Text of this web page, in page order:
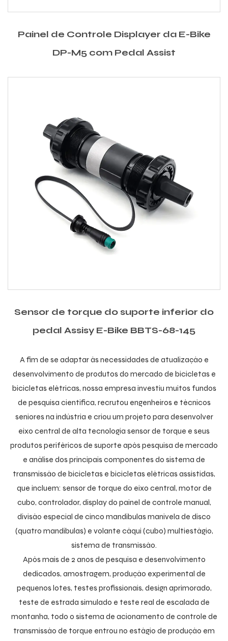
Painel de Controle Displayer da E-Bike
DP-M5 com Pedal Assist
Sensor de torque do suporte inferior do
pedal Assisy E-Bike BBTS-68-145
A fim de se adaptar às necessidades de atualização e
desenvolvimento de produtos do mercado de bicicletas e
bicicletas elétricas, nossa empresa investiu muitos fundos
de pesquisa científica, recrutou engenheiros e técnicos
seniores na indústria e criou um projeto para desenvolver
eixo central de alta tecnologia sensor de torque e seus
produtos periféricos de suporte após pesquisa de mercado
e análise dos principais componentes do sistema de
transmissão de bicicletas e bicicletas elétricas assistidas,
que incluem: sensor de torque do eixo central, motor de
cubo, controlador, display do painel de controle manual,
divisão especial de cinco mandíbulas manivela de disco
(quatro mandíbulas) e volante cáqui (cubo) multiestágio,
sistema de transmissão.
Após mais de 2 anos de pesquisa e desenvolvimento
dedicados, amostragem, produção experimental de
pequenos lotes, testes profissionais, design aprimorado,
teste de estrada simulado e teste real de escalada de
montanha, todo o sistema de acionamento de controle de
transmissão de torque entrou no estágio de produção em